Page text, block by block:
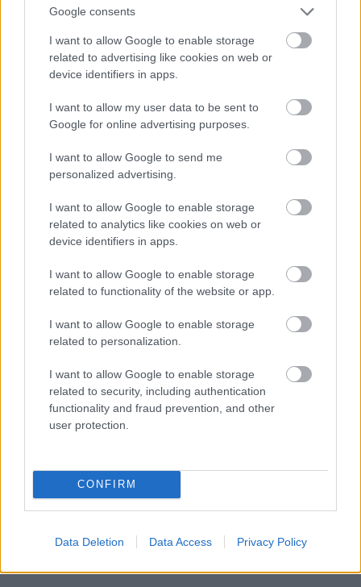
Google consents
I want to allow Google to enable storage
related to advertising like cookies on web or
device identifiers in apps.
I want to allow my user data to be sent to
Google for online advertising purposes.
I want to allow Google to send me
personalized advertising.
I want to allow Google to enable storage
related to analytics like cookies on web or
device identifiers in apps.
I want to allow Google to enable storage
related to functionality of the website or app.
I want to allow Google to enable storage
related to personalization.
I want to allow Google to enable storage
related to security, including authentication
functionality and fraud prevention, and other
user protection.
CONFIRM
Data Deletion Data Access Privacy Policy
Pulkvedes Latvijā ir
četras, bet ģenerāles –
kāpēc augstākais
pakāpiens nav
garantēts
VIDEO. “Kārtējais Rīgas
nejēdzīgo stabiņu
izvietojumu, kas
Neērti un pat bīstami: 8
vietas mājā, kur
nevajadzētu novietot
televizoru
Atcelt Ziņot